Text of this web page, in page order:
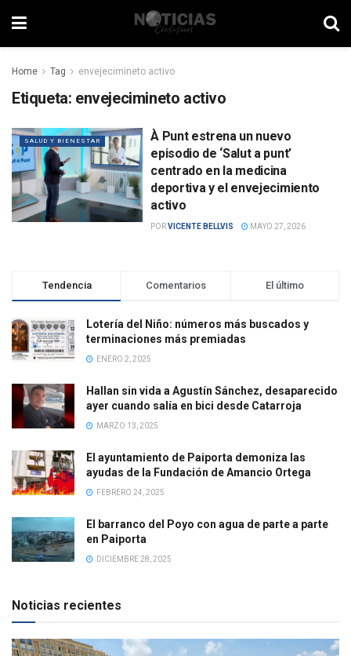
Home Tag envejecimineto activo
Etiqueta: envejecimineto activo
SALUD Y BIENESTAR
À Punt estrena un nuevo
episodio de ‘Salut a punt’
centrado en la medicina
deportiva y el envejecimiento
activo
PORVICENTE BELLVIS MAYO 27, 2026
Tendencia Comentarios El último
Lotería del Niño: números más buscados y
terminaciones más premiadas
ENERO 2, 2025
Hallan sin vida a Agustín Sánchez, desaparecido
ayer cuando salía en bici desde Catarroja
MARZO 13, 2025
El ayuntamiento de Paiporta demoniza las
ayudas de la Fundación de Amancio Ortega
FEBRERO 24, 2025
El barranco del Poyo con agua de parte a parte
en Paiporta
DICIEMBRE 28, 2025
Noticias recientes